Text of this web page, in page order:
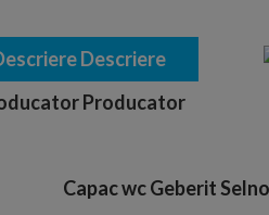
Descriere
Producator
Capac wc Geberit